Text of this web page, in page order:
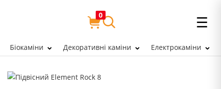
☰
0
Біокаміни Декоративні каміни Електрокаміни